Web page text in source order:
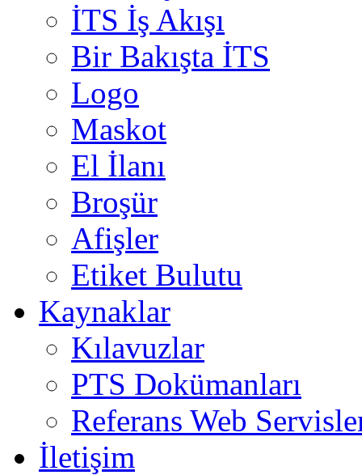
İTS İş Akışı
Bir Bakışta İTS
Logo
Maskot
El İlanı
Broşür
Afişler
Etiket Bulutu
Kaynaklar
Kılavuzlar
PTS Dokümanları
Referans Web
İletişim